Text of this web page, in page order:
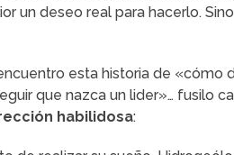
un deseo real para hacerlo.
esta historia de «cómo
que nazca un lider»… fusilo
habilidosa: